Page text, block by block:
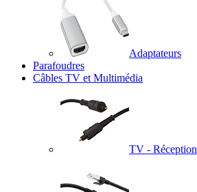
Adaptateurs
Parafoudres
Câbles TV et Multimédia
TV - Réception